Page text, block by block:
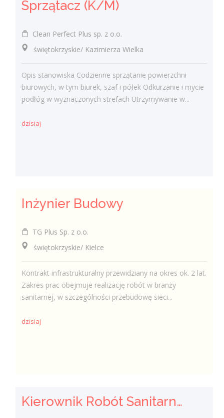
Sprzątacz (K/M)
Clean Perfect Plus sp. z o.o.
świętokrzyskie/ Kazimierza Wielka
Opis stanowiska Codzienne sprzątanie powierzchni
biurowych, w tym biurek, szaf i półek Odkurzanie i mycie
podłóg w wyznaczonych strefach Utrzymywanie w...
dzisiaj
Inżynier Budowy
TG Plus Sp. z o.o.
świętokrzyskie/ Kielce
Kontrakt infrastrukturalny przewidziany na okres ok. 2 lat.
Zakres prac obejmuje realizację robót w branży
sanitarnej, w szczególności przebudowę sieci...
dzisiaj
Kierownik Robót Sanitarnych